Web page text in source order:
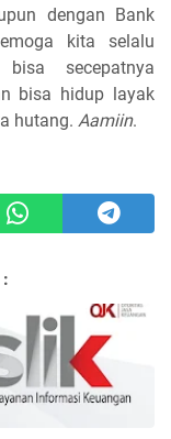
dengan Bank
kita selalu
secepatnya
bisa hidup layak
hutang. Aamiin.